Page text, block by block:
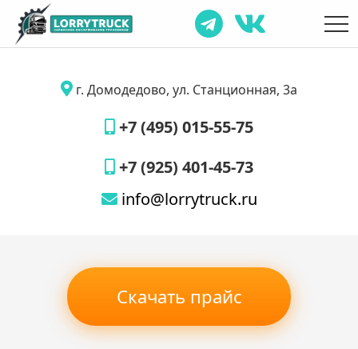
г. Домодедово, ул. Станционная, 3а
+7 (495) 015-55-75
+7 (925) 401-45-73
info@lorrytruck.ru
Скачать прайс